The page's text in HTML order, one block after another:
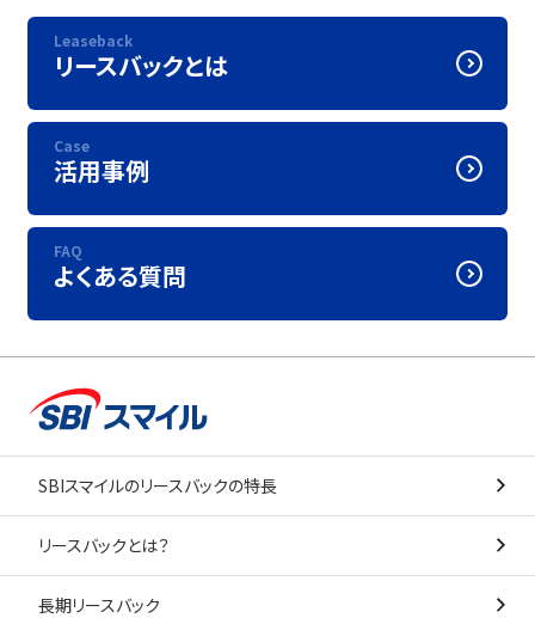
Leaseback
リースバックとは
Case
活用事例
FAQ
よくある質問
SBIスマイルのリースバックの特長
リースバックとは？
長期リースバック